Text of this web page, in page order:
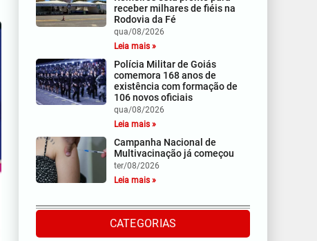
receber milhares de fiéis na
Rodovia da Fé
qua/08/2026
Leia mais »
Polícia Militar de Goiás
comemora 168 anos de
existência com formação de
106 novos oficiais
qua/08/2026
Leia mais »
Campanha Nacional de
Multivacinação já começou
ter/08/2026
Leia mais »
CATEGORIAS